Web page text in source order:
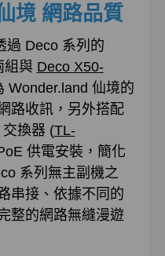
境 網路品質
過 Deco 系列的
組與 Deco X50-
Wonder.land 仙境的
路收訊，另外搭配
換器 (TL-
供電安裝，簡化
系列無主副機之
串接、依據不同的
整的網路無縫漫遊